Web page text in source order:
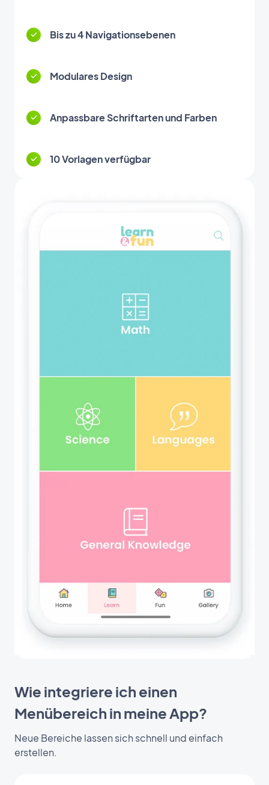
Bis zu 4 Navigationsebenen
Modulares Design
Anpassbare Schriftarten und Farben
10 Vorlagen verfügbar
Wie integriere ich einen
Menübereich in meine App?
Neue Bereiche lassen sich schnell und einfach
erstellen.